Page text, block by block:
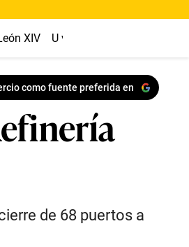
XIV U vs Cristal
como fuente preferida en
de 68 puertos a